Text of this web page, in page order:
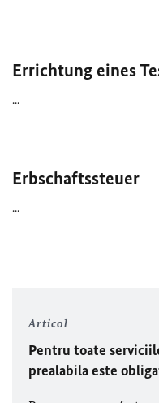
Errichtung eines
...
Erbschaftssteuer
...
Articol
Pentru toate
prealabila este